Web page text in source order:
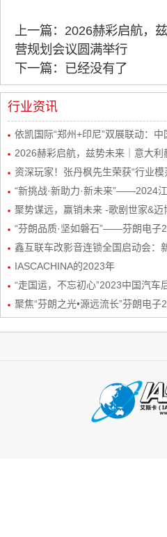
上一篇：2026赫彩启航，
营规划会议圆满举行
下一篇：已经没有了
行业资讯
依凯国际“郑州+印尼”双展联动：中
州）感恩宴圆满举行
2026赫彩启航，兹势未来｜意大利
新品发布会暨市场运营规划会议圆
资深玩家！张丹枫先生荣获“行业
奖”
“新挑战·新助力·新未来”——2024
经销商会议盛大举行！
聚势谋远，赢销未来 -歌剧世家&迈
起势经销商会议圆满成功！
“芬朗品质·坚如磐石”——芬朗电子
况，共绘汽车音响改装新蓝图
鑫互联车改影音连锁全国启动会：
创新矩阵与玩法
IASCACHINA的2023年
“走国运，不忘初心”2023中国汽车
业生态发展峰会-艾斯卡（IASCA）
聚焦“芬朗之光•源远流长”芬朗电子